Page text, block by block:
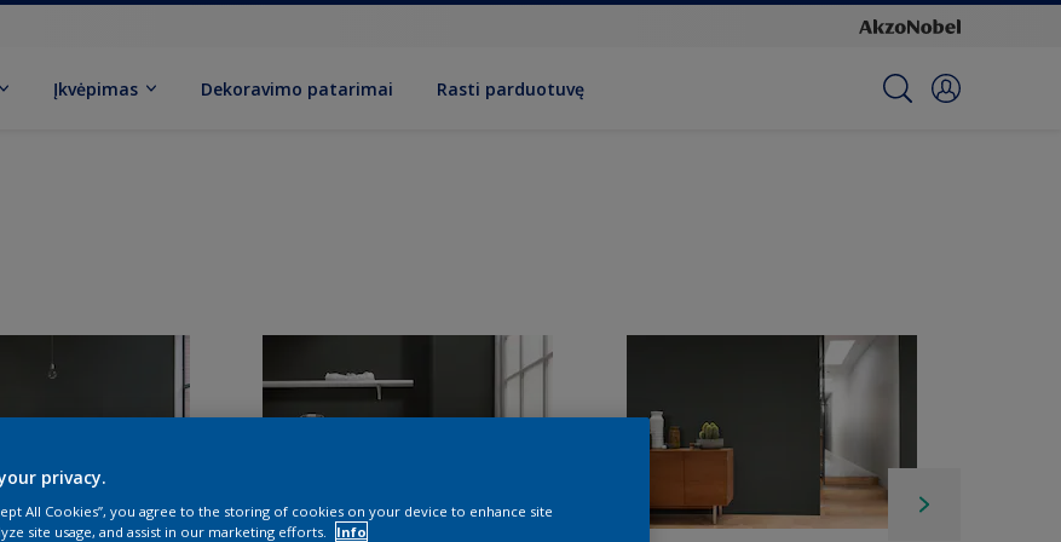
Įkvėpimas Dekoravimo patarimai Rasti parduotuvę
privacy.
All Cookies”, you agree to the storing of cookies on your device to enhance site
site usage, and assist in our marketing efforts.
Info